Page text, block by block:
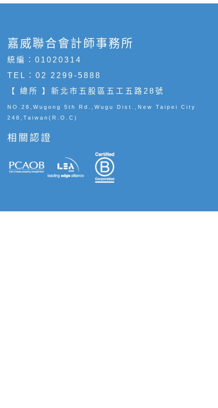
嘉威聯合會計師事務所
統編：01020314
TEL： 02 2299-5888
【 總所 】新北市五股區五工五路28號
NO.28,Wugong 5th Rd.,Wugu Dist.,New Taipei City
248,Taiwan(R.O.C)
相關認證